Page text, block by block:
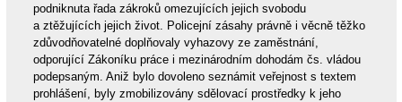
podniknuta řada zákroků omezujících jejich svobodu
a ztěžujících jejich život. Policejní zásahy právně i věcně těžko
zdůvodňovatelné doplňovaly vyhazovy ze zaměstnání,
odporující Zákoníku práce i mezinárodním dohodám čs. vládou
podepsaným. Aniž bylo dovoleno seznámit veřejnost s textem
prohlášení, byly zmobilizovány sdělovací prostředky k jeho